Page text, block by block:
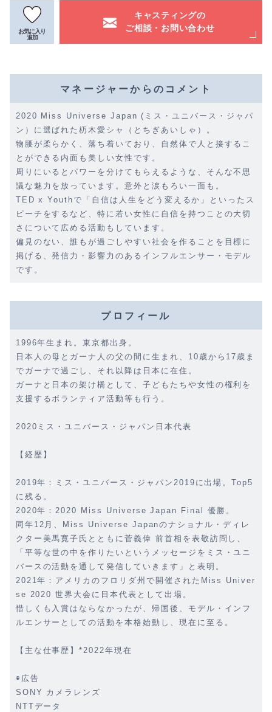
お気に入り
追加
キャスティングの
ご相談・お問い合わせ
マネージャーからのコメント
2020 Miss Universe Japan (ミス・ユニバース・ジャパ
ン）に選ばれた杤木愛シャ（とちぎあいしゃ）。
物腰が柔らかく、落ち着いており、自然体で人と接するこ
とができる内面も美しい女性です。
周りにいるとパワーを分けてもらえるような、そんな不思
議な魅力を放っています。意外と涙もろい一面も。
TED x Youthで「自信は人生をどう変えるか」といったス
ピーチをするなど、特に若い女性に自信を持つことの大切
さについて広める活動もしています。
偏見のない、誰もが過ごしやすい社会を作ることを目標に
掲げる、発信力・影響力のあるインフルエンサー・モデル
です。
プロフィール
1996年生まれ。東京都出身。
日本人の母とガーナ人の父の間に生まれ、10歳から17歳ま
でガーナで過ごし、それ以降は日本に在住。
ガーナと日本の架け橋として、子どもたちや女性の権利を
支援するボランティア活動等も行う。
2020ミス・ユニバース・ジャパン日本代表
【経歴】
2019年：ミス・ユニバース・ジャパン2019に出場。Top5
に残る。
2020年：2020 Miss Universe Japan Final 優勝。
同年12月、Miss Universe Japanのナショナル・ディレ
クター美馬寛子氏とともに菅義偉 前首相を表敬訪問し、
「平等な世の中を作りたいというメッセージをミス・ユニ
バースの活動を通して発信していきます」と表明。
2021年：アメリカのフロリダ州で開催されたMiss Univer
se 2020 世界大会に日本代表として出場。
惜しくも入賞はならなかったが、帰国後、モデル・インフ
ルエンサーとしての活動を本格始動し、現在に至る。
【主な仕事歴】*2022年現在
◉広告
SONY カメラレンズ
NTTデータ